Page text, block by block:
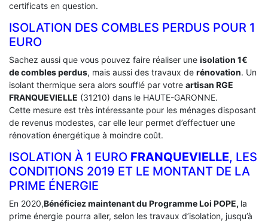
certificats en question.
ISOLATION DES COMBLES PERDUS POUR 1
EURO
Sachez aussi que vous pouvez faire réaliser une isolation 1€
de combles perdus, mais aussi des travaux de rénovation. Un
isolant thermique sera alors soufflé par votre artisan RGE
FRANQUEVIELLE (31210) dans le HAUTE-GARONNE.
Cette mesure est très intéressante pour les ménages disposant
de revenus modestes, car elle leur permet d’effectuer une
rénovation énergétique à moindre coût.
ISOLATION À 1 EURO FRANQUEVIELLE, LES
CONDITIONS 2019 ET LE MONTANT DE LA
PRIME ÉNERGIE
En 2020,Bénéficiez maintenant du Programme Loi POPE, la
prime énergie pourra aller, selon les travaux d’isolation, jusqu’à